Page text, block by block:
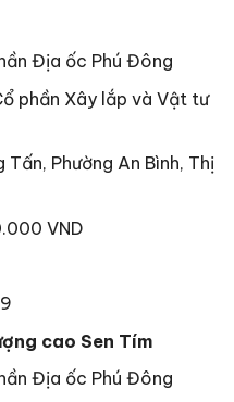
Địa ốc Phú Đông
phần Xây lắp và Vật tư
Phường An Bình, Thị
VND
cao Sen Tím
Địa ốc Phú Đông